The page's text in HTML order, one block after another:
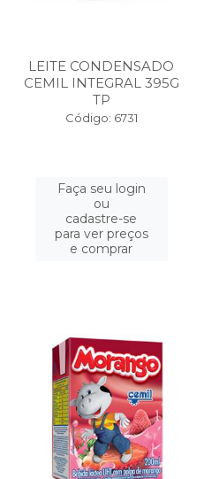
LEITE CONDENSADO
CEMIL INTEGRAL 395G
TP
Código: 6731
Faça seu login
ou
cadastre-se
para ver preços
e comprar